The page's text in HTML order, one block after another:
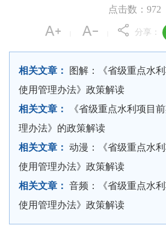
点击数： 972
分享：
相关文章：
图解：《省级重点水
使用管理办法》政策解读
相关文章：
《省级重点水利项目
理办法》的政策解读
相关文章： 动漫：《省级重点水
使用管理办法》政策解读
相关文章： 音频：《省级重点水
使用管理办法》政策解读